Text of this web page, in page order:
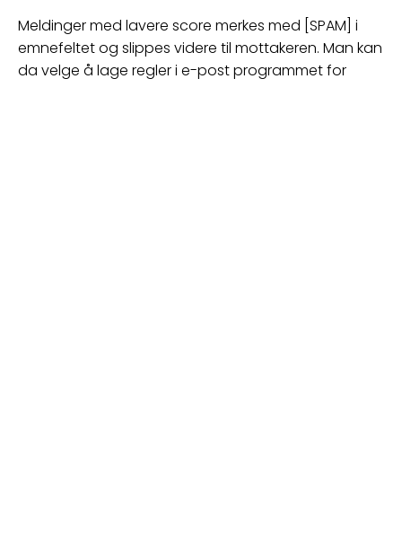
Meldinger med lavere score merkes med [SPAM] i
emnefeltet og slippes videre til mottakeren. Man kan
da velge å lage regler i e-post programmet for